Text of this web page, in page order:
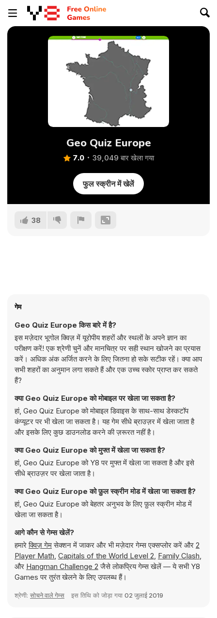
Geo Quiz Europe
7.0 39,049 बार खेला गया
फुल स्क्रीन में खेलें
38
गेम
Geo Quiz Europe किस बारे में है?
इस मज़ेदार भूगोल क्विज़ में यूरोपीय शहरों और स्थलों के अपने ज्ञान का
परीक्षण करें! एक श्रेणी चुनें और मानचित्र पर सही स्थान खोजने का प्रयास
करें। अधिक अंक अर्जित करने के लिए जितना हो सके सटीक रहें। क्या आप
सभी शहरों का अनुमान लगा सकते हैं और एक उच्च स्कोर प्राप्त कर सकते
हैं?
क्या Geo Quiz Europe को मोबाइल पर खेला जा सकता है?
हां, Geo Quiz Europe को मोबाइल डिवाइस के साथ-साथ डेस्कटॉप
कंप्यूटर पर भी खेला जा सकता है। यह गेम सीधे ब्राउज़र में खेला जाता है
और इसके लिए कुछ डाउनलोड करने की ज़रूरत नहीं है।
क्या Geo Quiz Europe को मुफ्त में खेला जा सकता है?
हां, Geo Quiz Europe को Y8 पर मुफ्त में खेला जा सकता है और इसे
सीधे ब्राउज़र पर खेला जाता है।
क्या Geo Quiz Europe को फ़ुल स्क्रीन मोड में खेला जा सकता है?
हां, Geo Quiz Europe को बेहतर अनुभव के लिए फ़ुल स्क्रीन मोड में
खेला जा सकता है।
आगे कौन से गेम्स खेलें?
हमारेक्विज़ गेमसेक्शन में जाकर और भी मज़ेदार गेम्स एक्सप्लोर करें और 2
Player Math, Capitals of the World Level 2, Family Clash,
और Hangman Challenge 2 जैसे लोकप्रिय गेम्स खेलें — ये सभी Y8
Games पर तुरंत खेलने के लिए उपलब्ध हैं।
श्रेणी: सोचने वाले गेम्स इस तिथि को जोड़ा गया 02 जुलाई 2019